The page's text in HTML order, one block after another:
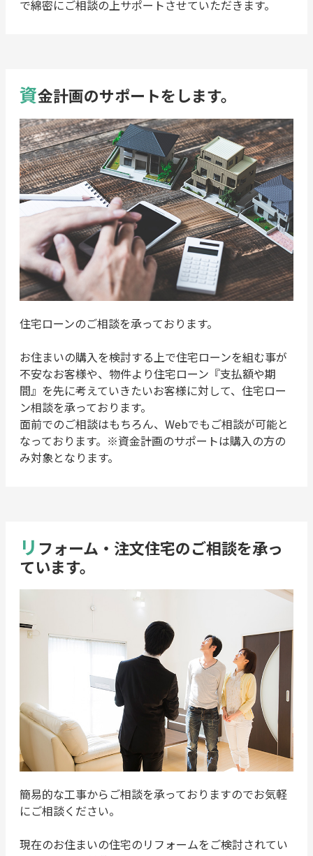
で綿密にご相談の上サポートさせていただきます。
資金計画のサポートをします。
住宅ローンのご相談を承っております。
お住まいの購入を検討する上で住宅ローンを組む事が
不安なお客様や、物件より住宅ローン『支払額や期
間』を先に考えていきたいお客様に対して、住宅ロー
ン相談を承っております。
面前でのご相談はもちろん、Webでもご相談が可能と
なっております。※資金計画のサポートは購入の方の
み対象となります。
リ フォーム・注文住宅のご相談を承っ
ています。
簡易的な工事からご相談を承っておりますのでお気軽
にご相談ください。
現在のお住まいの住宅のリフォームをご検討されてい